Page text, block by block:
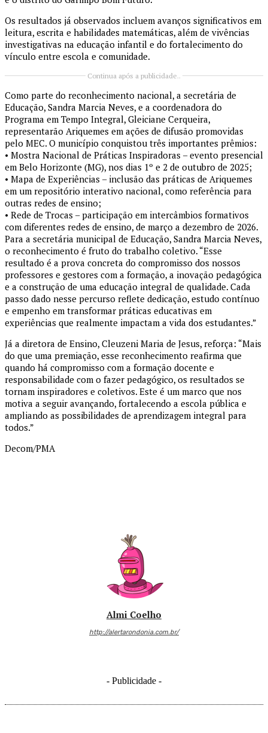
Os resultados já observados incluem avanços significativos em
leitura, escrita e habilidades matemáticas, além de vivências
investigativas na educação infantil e do fortalecimento do
vínculo entre escola e comunidade.
Continua após a publicidade..
Como parte do reconhecimento nacional, a secretária de
Educação, Sandra Marcia Neves, e a coordenadora do
Programa em Tempo Integral, Gleiciane Cerqueira,
representarão Ariquemes em ações de difusão promovidas
pelo MEC. O município conquistou três importantes prêmios:
• Mostra Nacional de Práticas Inspiradoras – evento presencial
em Belo Horizonte (MG), nos dias 1º e 2 de outubro de 2025;
• Mapa de Experiências – inclusão das práticas de Ariquemes
em um repositório interativo nacional, como referência para
outras redes de ensino;
• Rede de Trocas – participação em intercâmbios formativos
com diferentes redes de ensino, de março a dezembro de 2026.
Para a secretária municipal de Educação, Sandra Marcia Neves,
o reconhecimento é fruto do trabalho coletivo. “Esse
resultado é a prova concreta do compromisso dos nossos
professores e gestores com a formação, a inovação pedagógica
e a construção de uma educação integral de qualidade. Cada
passo dado nesse percurso reflete dedicação, estudo contínuo
e empenho em transformar práticas educativas em
experiências que realmente impactam a vida dos estudantes.”
Já a diretora de Ensino, Cleuzeni Maria de Jesus, reforça: “Mais
do que uma premiação, esse reconhecimento reafirma que
quando há compromisso com a formação docente e
responsabilidade com o fazer pedagógico, os resultados se
tornam inspiradores e coletivos. Este é um marco que nos
motiva a seguir avançando, fortalecendo a escola pública e
ampliando as possibilidades de aprendizagem integral para
todos.”
Decom/PMA
Almi Coelho
http://alertarondonia.com.br/
- Publicidade -